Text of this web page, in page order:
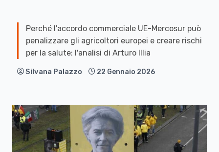
Perché l'accordo commerciale UE-Mercosur può
penalizzare gli agricoltori europei e creare rischi
per la salute: l'analisi di Arturo Illia
Silvana Palazzo 22 Gennaio 2026